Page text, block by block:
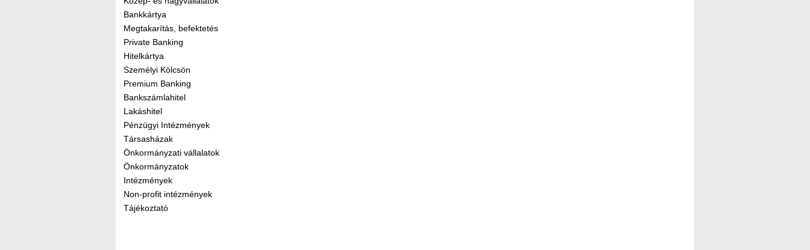
Bankkártya
Megtakarítás, befektetés
Private Banking
Hitelkártya
Személyi Kölcsön
Premium Banking
Bankszámlahitel
Lakáshitel
Pénzügyi Intézmények
Társasházak
Önkormányzati vállalatok
Önkormányzatok
Intézmények
Non-profit intézmények
Tájékoztató